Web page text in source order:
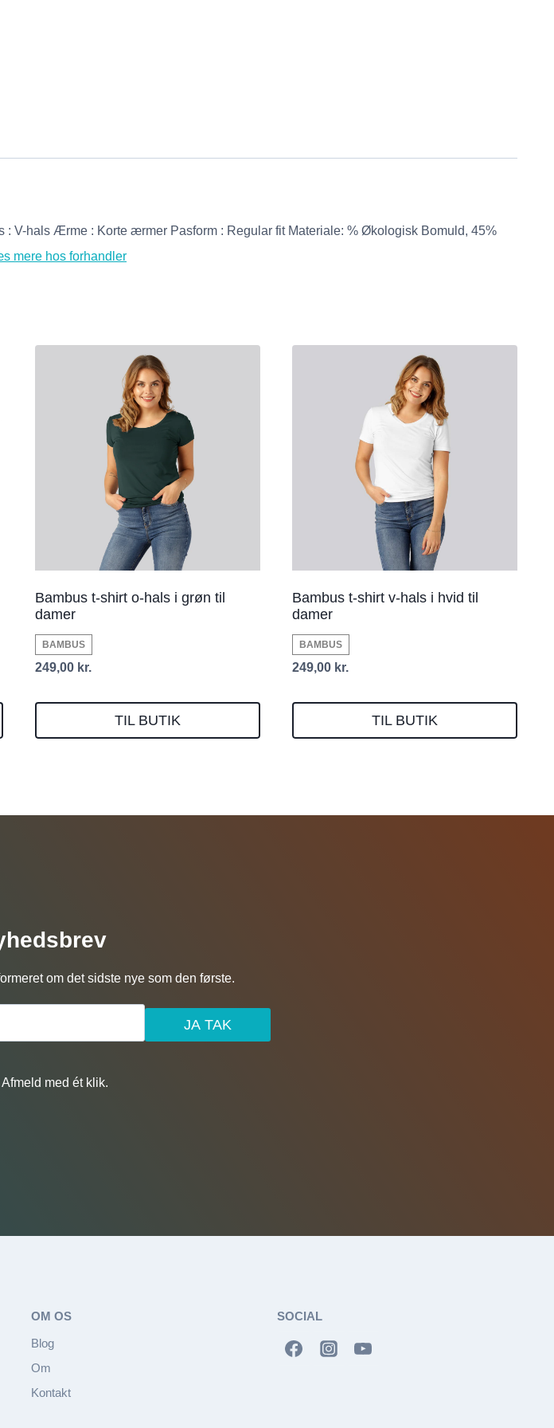
V-hals Ærme : Korte ærmer Pasform : Regular fit Materiale: % Økologisk Bomuld, 45%
mere hos forhandler
Bambus t-shirt o-hals i grøn til
damer
BAMBUS
249,00 kr.
TIL BUTIK
Bambus t-shirt v-hals i hvid til
damer
BAMBUS
249,00 kr.
TIL BUTIK
om det sidste nye som den første.
JA TAK
Afmeld med ét klik.
OM OS
Blog
Om
Kontakt
SOCIAL